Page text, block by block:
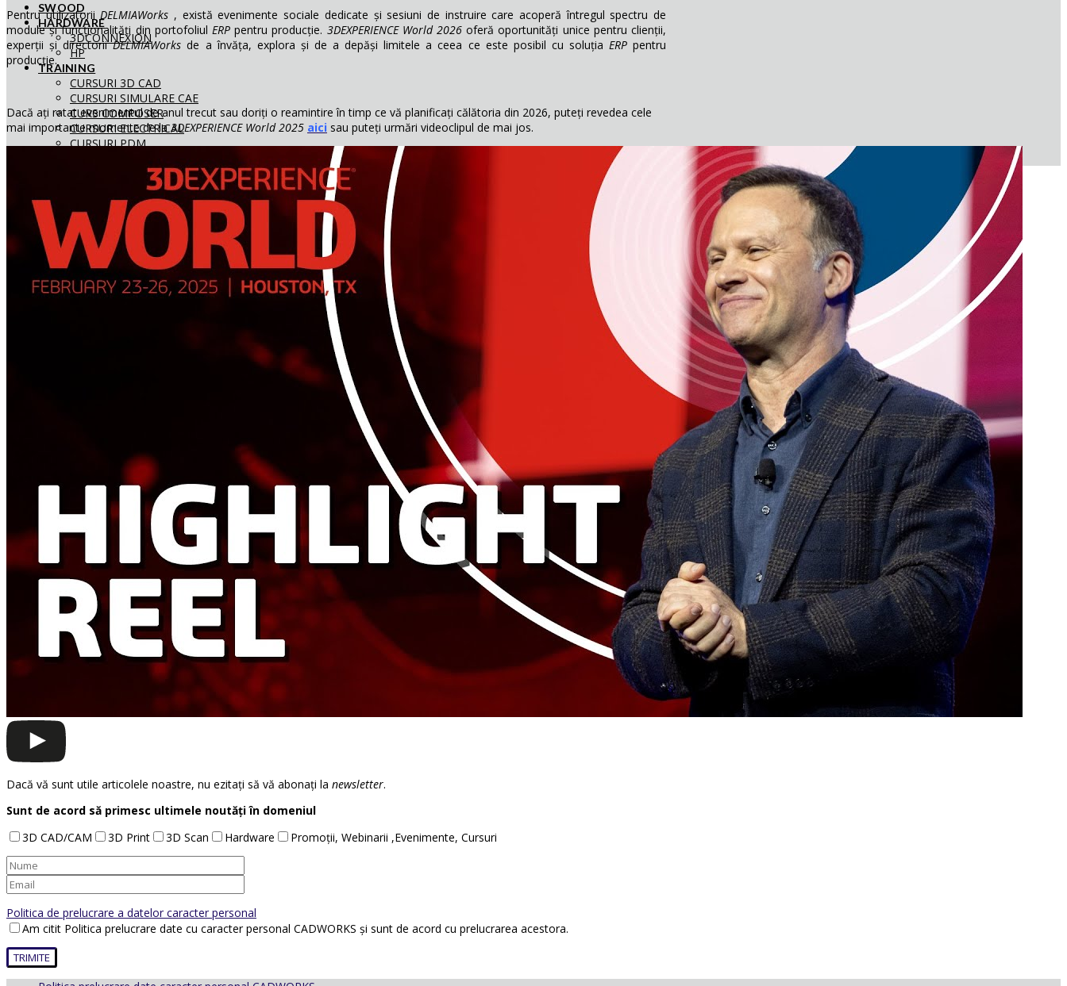
SWOOD
HARDWARE
3DCONNEXION
HP
TRAINING
CURSURI 3D CAD
CURSURI SIMULARE CAE
CURS COMPOSER
CURSURI ELECTRICAL
CURSURI PDM
Pentru utilizatoriiDELMIAWorks , există evenimente sociale dedicate și sesiuni de instruire care acoperă întregul spectru de
module și funcționalități din portofoliulERP pentru producție. 3DEXPERIENCE World 2026 oferă oportunități unice pentru clienții,
experții și directoriiDELMIAWorks de a învăța, explora și de a depăși limitele a ceea ce este posibil cu soluțiaERPpentru
producție.
Dacă ați ratat evenimentul de anul trecut sau doriți o reamintire în timp ce vă planificați călătoria din 2026, puteți revedea cele
mai importante momente de la3DEXPERIENCE World 2025 aici sau puteți urmări videoclipul de mai jos.
Dacă vă sunt utile articolele noastre, nu ezitați să vă abonați la newsletter.
Sunt de acord să primesc ultimele noutăți în domeniul
3D CAD/CAM
3D Print 3D Scan Hardware Promoții, Webinarii ,Evenimente, Cursuri
Politica de prelucrare a datelor caracter personal
Am citit Politica prelucrare date cu caracter personal CADWORKS și sunt de acord cu prelucrarea acestora.